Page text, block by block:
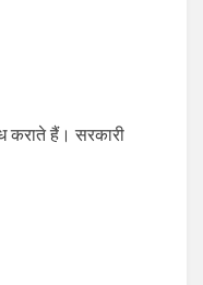
कराते हैं। सरकारी